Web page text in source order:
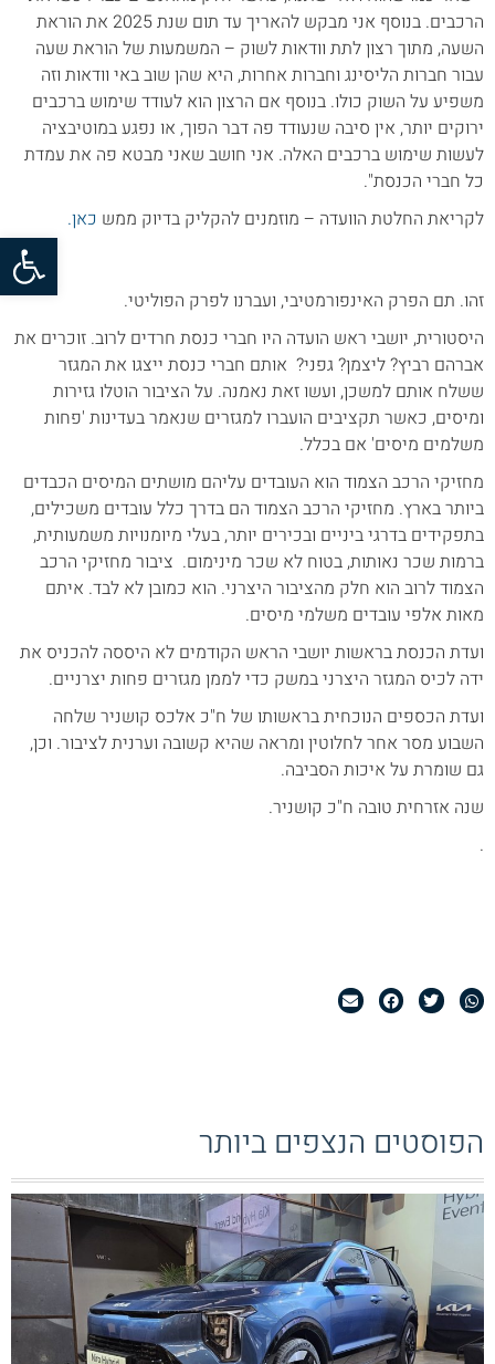
פתח
הרכבים. בנוסף אני מבקש להאריך עד תום שנת 2025 את הוראת
השעה, מתוך רצון לתת וודאות לשוק – המשמעות של הוראת שעה
עבור חברות הליסינג וחברות אחרות, היא שהן שוב באי וודאות וזה
משפיע על השוק כולו. בנוסף אם הרצון הוא לעודד שימוש ברכבים
ירוקים יותר, אין סיבה שנעודד פה דבר הפוך, או נפגע במוטיבציה
לעשות שימוש ברכבים האלה. אני חושב שאני מבטא פה את עמדת
כל חברי הכנסת".
לקריאת החלטת הוועדה – מוזמנים להקליק בדיוק ממש כאן.
זהו. תם הפרק האינפורמטיבי, ועברנו לפרק הפוליטי.
היסטורית, יושבי ראש הועדה היו חברי כנסת חרדים לרוב. זוכרים את
אברהם רביץ? ליצמן? גפני? אותם חברי כנסת ייצגו את המגזר
ששלח אותם למשכן, ועשו זאת נאמנה. על הציבור הוטלו גזירות
ומיסים, כאשר תקציבים הועברו למגזרים שנאמר בעדינות 'פחות
משלמים מיסים' אם בכלל.
מחזיקי הרכב הצמוד הוא העובדים עליהם מושתים המיסים הכבדים
ביותר בארץ. מחזיקי הרכב הצמוד הם בדרך כלל עובדים משכילים,
בתפקידים בדרגי ביניים ובכירים יותר, בעלי מיומנויות משמעותית,
ברמות שכר נאותות, בטוח לא שכר מינימום. ציבור מחזיקי הרכב
הצמוד לרוב הוא חלק מהציבור היצרני. הוא כמובן לא לבד. איתם
מאות אלפי עובדים משלמי מיסים.
ועדת הכנסת בראשות יושבי הראש הקודמים לא היססה להכניס את
ידה לכיס המגזר היצרני במשק כדי לממן מגזרים פחות יצרניים.
ועדת הכספים הנוכחית בראשותו של ח"כ אלכס קושניר שלחה
השבוע מסר אחר לחלוטין ומראה שהיא קשובה וערנית לציבור. וכן,
גם שומרת על איכות הסביבה.
שנה אזרחית טובה ח"כ קושניר.
.
הפוסטים הנצפים ביותר